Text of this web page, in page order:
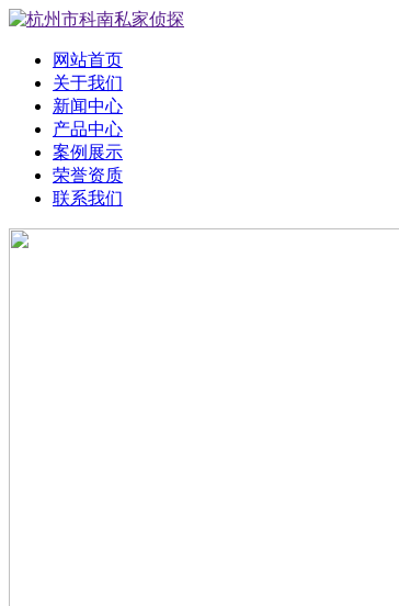
网站首页
关于我们
新闻中心
产品中心
案例展示
荣誉资质
联系我们